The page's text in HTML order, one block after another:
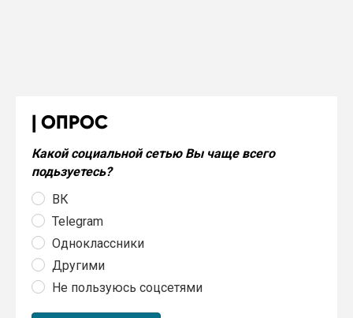
ОПРОС
Какой социальной сетью Вы чаще всего
подьзуетесь?
ВК
Telegram
Одноклассники
Другими
Не пользуюсь соцсетями